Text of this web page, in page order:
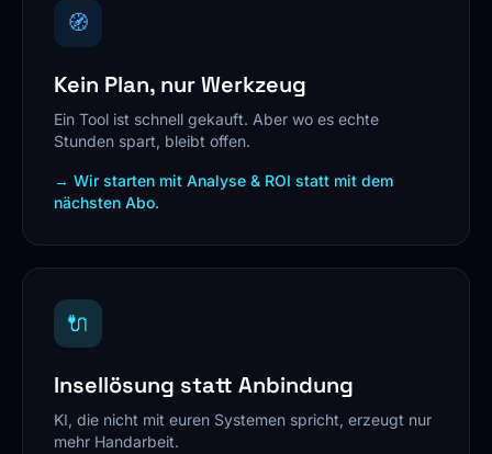
🧭
Kein Plan, nur Werkzeug
Ein Tool ist schnell gekauft. Aber wo es echte
Stunden spart, bleibt offen.
→ Wir starten mit Analyse & ROI statt mit dem
nächsten Abo.
🔌
Insellösung statt Anbindung
KI, die nicht mit euren Systemen spricht, erzeugt nur
mehr Handarbeit.